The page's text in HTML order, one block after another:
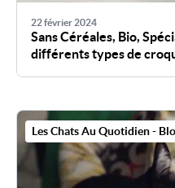
22 février 2024
Sans Céréales, Bio,
différents types de
Les Chats Au Quotidien -